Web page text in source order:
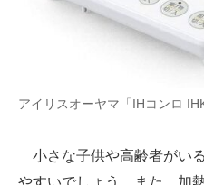
進化するPCとデバイスの未来
ビジネスと働き方のヒント
企業ITのトレンドを詳説
アイリスオーヤマ「IHコンロ
小さな子供や高齢者がい